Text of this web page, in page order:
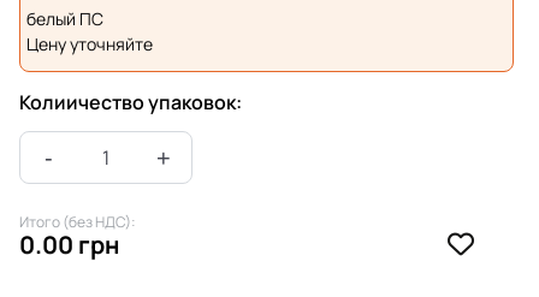
белый ПС
Цену уточняйте
Колиичество упаковок:
Итого (без НДС):
0.00 грн